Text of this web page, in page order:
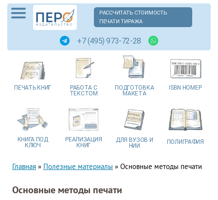
РАССЧИТАТЬ СТОИМОСТЬ
ПЕЧАТИ ТИРАЖА
+7 (495) 973-72-28
ПЕЧАТЬ КНИГ РАБОТА С
ТЕКСТОМ
ПОДГОТОВКА
МАКЕТА
ISBN НОМЕР
КНИГА ПОД
КЛЮЧ
РЕАЛИЗАЦИЯ
КНИГ
ДЛЯ ВУЗОВ И
НИИ
ПОЛИГРАФИЯ
Главная » Полезные материалы » Основные методы печати
Основные методы печати